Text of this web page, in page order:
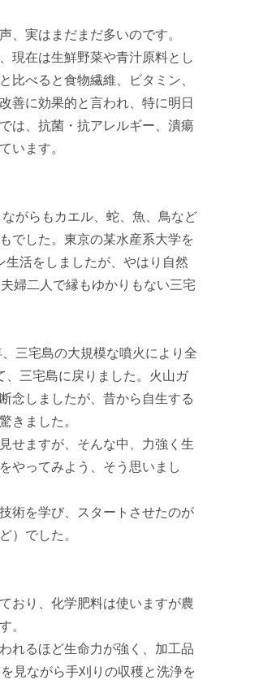
、実はまだまだ多いのです。
現在は生鮮野菜や青汁原料とし
比べると食物繊維、ビタミン、
善に効果的と言われ、特に明日
は、抗菌・抗アレルギー、潰瘍
います。
がらもカエル、蛇、魚、鳥など
でした。東京の某水産系大学を
活をしましたが、やはり自然
婦二人で縁もゆかりもない三宅
三宅島の大規模な噴火により全
三宅島に戻りました。火山ガ
念しましたが、昔から自生する
きました。
せますが、そんな中、力強く生
やってみよう、そう思いまし
術を学び、スタートさせたのが
）でした。
おり、化学肥料は使いますが農
。
れるほど生命力が強く、加工品
見ながら手刈りの収穫と洗浄を